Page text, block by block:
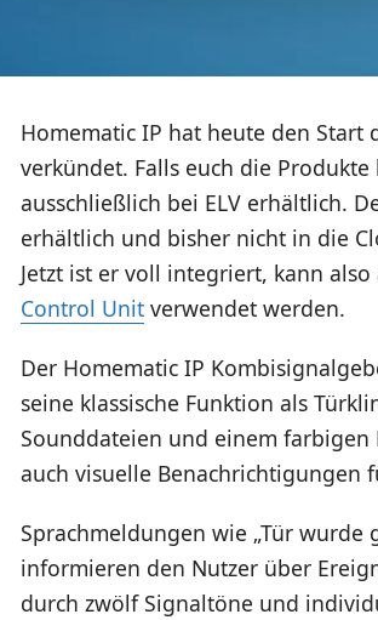
Homematic IP hat heute den Start
verkündet. Falls euch die
ausschließlich bei ELV erhältlich.
erhältlich und bisher nicht in die
Jetzt ist er voll integriert, kann
Control Unitverwendet werden.
Der Homematic IP
seine klassische Funktion als
Sounddateien und einem farbigen
auch visuelle Benachrichtigungen
Sprachmeldungen wie „Tür wurde
informieren den Nutzer über
durch zwölf Signaltöne und